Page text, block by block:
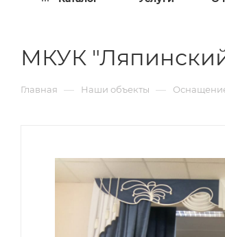
МКУК
Главная — Наши объекты —